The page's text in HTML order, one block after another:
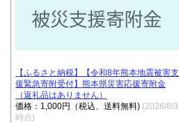
【ふるさと納税】【令和8年熊本地震被害支
援緊急寄附受付】熊本県災害応援寄附金
（返礼品はありません）
価格：1,000円（税込、送料無料) (2026/8/3
時点)